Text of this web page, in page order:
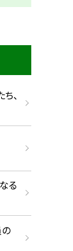
、
る